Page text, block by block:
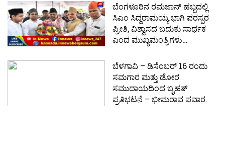
ಬೆಂಗಳೂರಿನ ರಮಜಾನ್ ಹಬ್ಬದಲ್ಲಿ
ಸಿಎಂ ಸಿದ್ದರಾಮಯ್ಯ ಭಾಗಿ ಪರಸ್ಪರ
ಪ್ರೀತಿ, ವಿಶ್ವಾಸದ ಬದುಕು ಸಾರ್ಥಕ
ಎಂದ ಮುಖ್ಯಮಂತ್ರಿಗಳು…
ಬೆಳಗಾವಿ – ಡಿಸೆಂಬರ್ 16 ರಂದು
ಸಮಗಾರ ಮತ್ತು ಡೋರ
ಸಮುದಾಯದಿಂದ ಬೃಹತ್
ಪ್ರತಿಭಟನೆ – ಭೀಮರಾವ ಪವಾರ.